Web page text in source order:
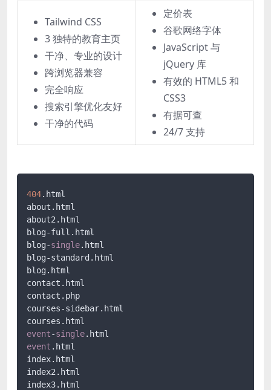
Tailwind CSS
3 独特的教育主页
干净、专业的设计
跨浏览器兼容
完全响应
搜索引擎优化友好
干净的代码
定价表
谷歌网络字体
JavaScript 与
jQuery 库
有效的 HTML5 和
CSS3
有据可查
24/7 支持
404.html
about.html
about2.html
blog-full.html
blog-single.html
blog-standard.html
blog.html
contact.html
contact.php
courses-sidebar.html
event-single
event .html
index.html
index2.html
index3.html